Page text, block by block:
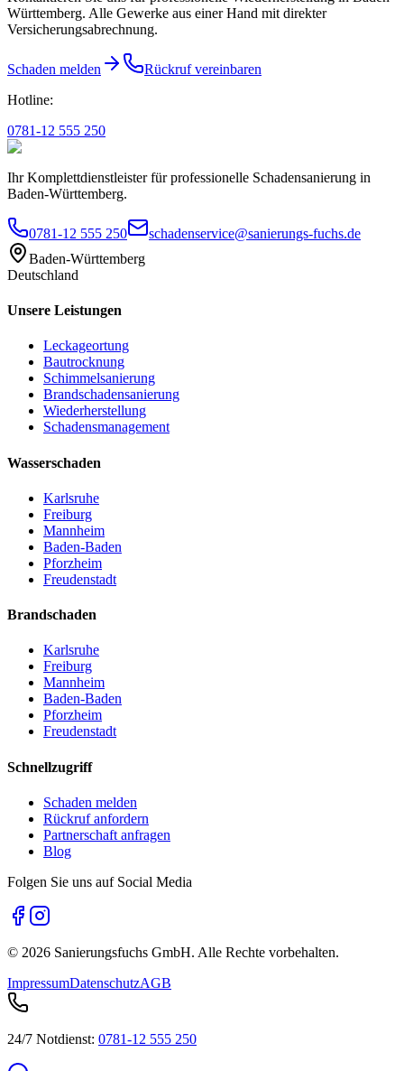
Württemberg. Alle Gewerke aus einer Hand mit direkter
Versicherungsabrechnung.
Schaden melden
Rückruf vereinbaren
Hotline:
0781-12 555 250
Ihr Komplettdienstleister für professionelle Schadensanierung in
Baden-Württemberg.
0781-12 555 250
schadenservice@sanierungs-fuchs.de
Baden-Württemberg
Deutschland
Unsere Leistungen
Leckageortung
Bautrocknung
Schimmelsanierung
Brandschadensanierung
Wiederherstellung
Schadensmanagement
Wasserschaden
Karlsruhe
Freiburg
Mannheim
Baden-Baden
Pforzheim
Freudenstadt
Brandschaden
Karlsruhe
Freiburg
Mannheim
Baden-Baden
Pforzheim
Freudenstadt
Schnellzugriff
Schaden melden
Rückruf anfordern
Partnerschaft anfragen
Blog
Folgen Sie uns auf Social Media
© 2026 Sanierungsfuchs GmbH. Alle Rechte vorbehalten.
ImpressumDatenschutzAGB
24/7 Notdienst: 0781-12 555 250